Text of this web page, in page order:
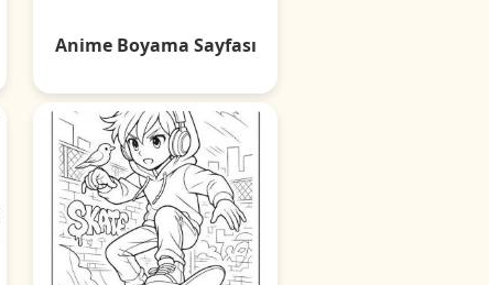
Anime Boyama Sayfası